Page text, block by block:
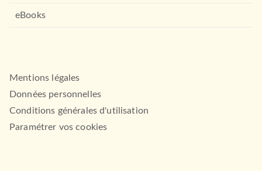
eBooks
Mentions légales
Données personnelles
Conditions générales d'utilisation
Paramétrer vos cookies